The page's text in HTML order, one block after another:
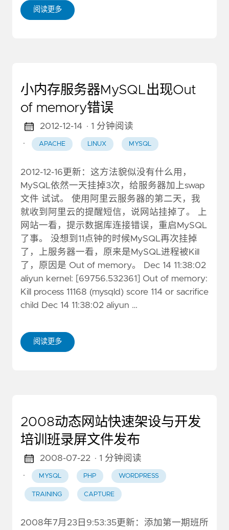
阅读更多
小内存服务器MySQL出现Out
of memory错误
2012-12-14 · 1 分钟阅读
·
APACHE LINUX MYSQL
2012-12-16更新：这方法貌似没有什么用，
MySQL依然一天挂掉3次，给服务器加上swap
文件 试试。 使用阿里云服务器的第二天，我
就收到阿里云的提醒短信，说网站挂掉了。 上
网站一看，提示数据库连接错误，重启MySQL
了事。 没想到11点钟的时候MySQL再次挂掉
了，上服务器一看，原来是MySQL进程被Kill
了，原因是 Out of memory。 Dec 14 11:38:02
aliyun kernel: [69756.532361] Out of memory:
Kill process 11168 (mysqld) score 114 or sacrifice
child Dec 14 11:38:02 aliyun …
阅读更多
2008动态网站快速架设与开发
培训班录屏文件发布
2008-07-22 · 1 分钟阅读
·
MYSQL PHP WORDPRESS
TRAINING CAPTURE
2008年7月23日9:53:35更新：添加第一期班所